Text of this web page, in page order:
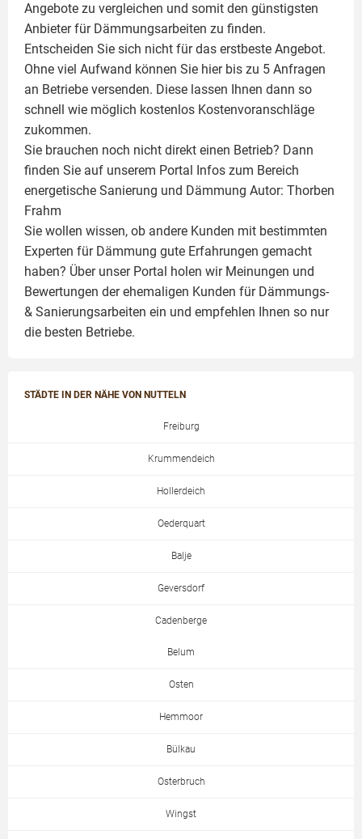
Angebote zu vergleichen und somit den günstigsten
Anbieter für Dämmungsarbeiten zu finden.
Entscheiden Sie sich nicht für das erstbeste Angebot.
Ohne viel Aufwand können Sie hier bis zu 5 Anfragen
an Betriebe versenden. Diese lassen Ihnen dann so
schnell wie möglich kostenlos Kostenvoranschläge
zukommen.
Sie brauchen noch nicht direkt einen Betrieb? Dann
finden Sie auf unserem Portal Infos zum Bereich
energetische Sanierung und Dämmung Autor: Thorben
Frahm
Sie wollen wissen, ob andere Kunden mit bestimmten
Experten für Dämmung gute Erfahrungen gemacht
haben? Über unser Portal holen wir Meinungen und
Bewertungen der ehemaligen Kunden für Dämmungs-
& Sanierungsarbeiten ein und empfehlen Ihnen so nur
die besten Betriebe.
STÄDTE IN DER NÄHE VON NUTTELN
Freiburg
Krummendeich
Hollerdeich
Oederquart
Balje
Geversdorf
Cadenberge
Belum
Osten
Hemmoor
Bülkau
Osterbruch
Wingst